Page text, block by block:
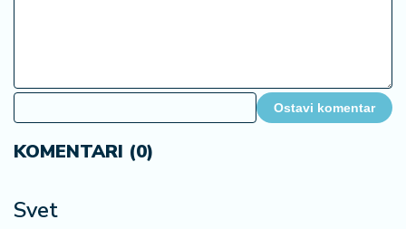
Ostavi komentar
KOMENTARI (0)
Svet